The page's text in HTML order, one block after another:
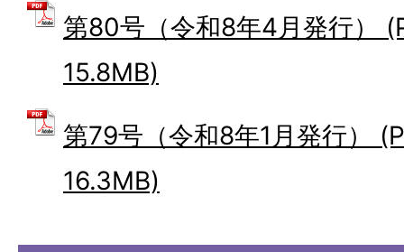
第80号（令和8年4月発行）
15.8MB)
第79号（令和8年1月発行）
16.3MB)